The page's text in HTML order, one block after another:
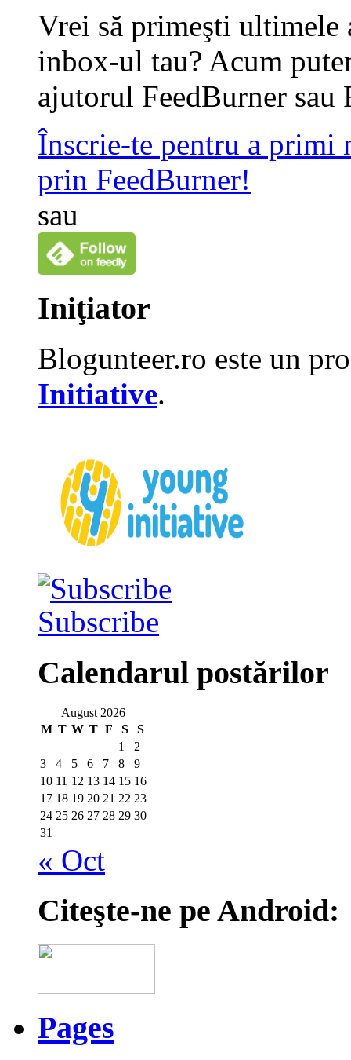
Vrei să primeşti
inbox-ul tau? Acum
ajutorul FeedBurner sau
Înscrie-te pentru a primi
prin FeedBurner!
sau
Iniţiator
Blogunteer.ro este un
Initiative.
Subscribe
Calendarul postărilor
August 2026
M T W T F S
S
1
2
3
4 5 6 7 8
9
10 11 12 13 14 15 16
17 18 19 20 21 22 23
24 25 26 27 28 29 30
31
« Oct
Citeşte-ne pe Android:
Pages